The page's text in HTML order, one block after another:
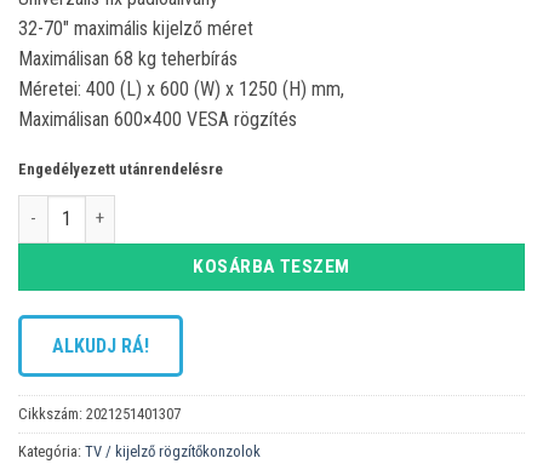
32-70″ maximális kijelző méret
Maximálisan 68 kg teherbírás
Méretei: 400 (L) x 600 (W) x 1250 (H) mm,
Maximálisan 600×400 VESA rögzítés
Engedélyezett utánrendelésre
Techly ICA-TR13 fix padlóállvány mennyiség
KOSÁRBA TESZEM
ALKUDJ RÁ!
Cikkszám: 2021251401307
Kategória: TV / kijelző rögzítőkonzolok